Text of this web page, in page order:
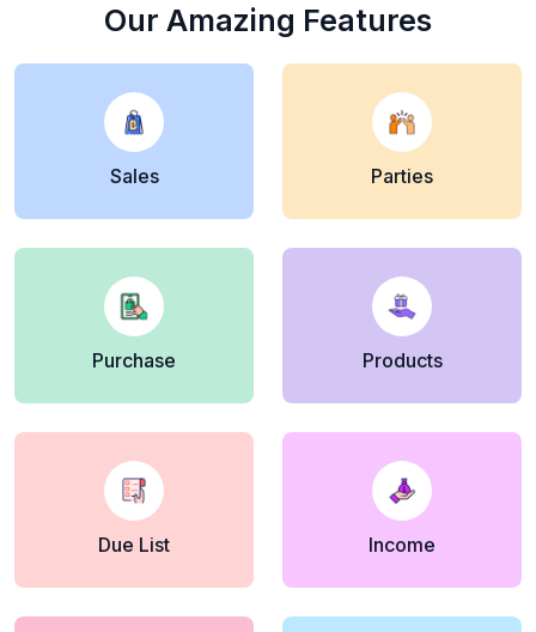
Our Amazing Features
Sales Parties
Purchase Products
Due List Income